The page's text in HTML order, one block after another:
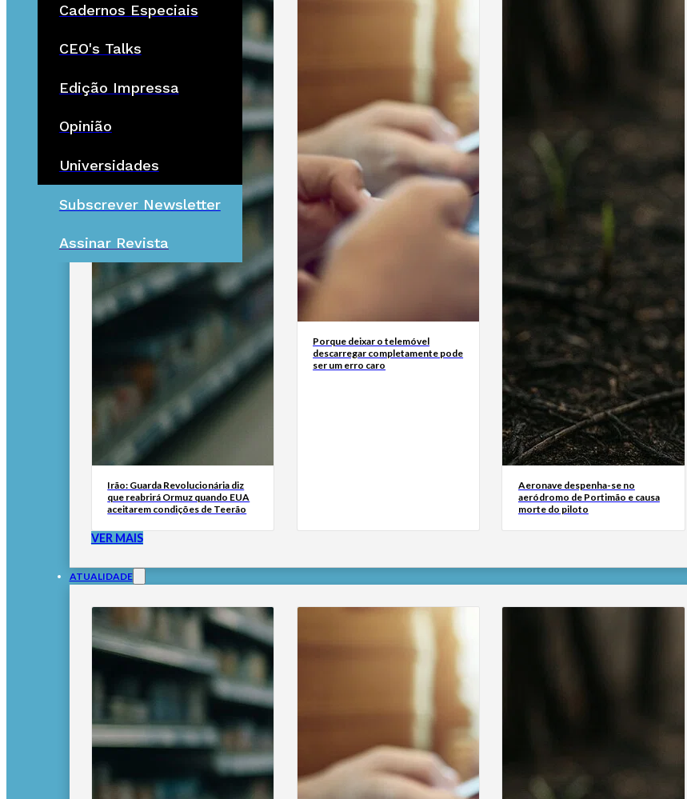
Cadernos Especiais
CEO's Talks
Edição Impressa
Opinião
Universidades
Subscrever Newsletter
Assinar Revista
Irão: Guarda Revolucionária diz
que reabrirá Ormuz quando EUA
aceitarem condições de Teerão
Porque deixar o telemóvel
descarregar completamente pode
ser um erro caro
Aeronave despenha-se no
aeródromo de Portimão e causa
morte do piloto
VER MAIS
ATUALIDADE